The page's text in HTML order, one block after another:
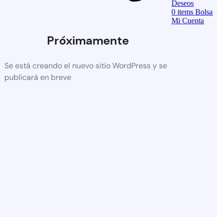
Próximamente
Se está creando el nuevo sitio WordPress y se
publicará en breve
Deseos
0items Bolsa
Mi Cuenta